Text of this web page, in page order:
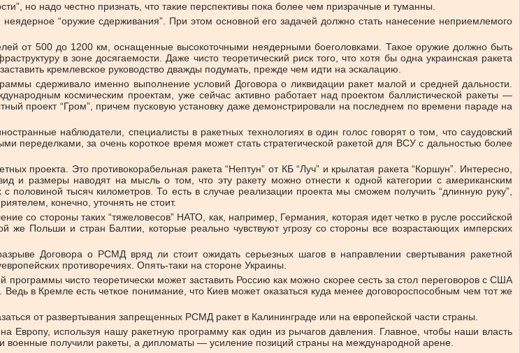
но надо честно признать, что такие перспективы пока более чем призрачные и туманны.
“оружие сдерживания”. При этом основной его задачей должно стать нанесение неприемлемого
от 500 до 1200 км, оснащенные высокоточными неядерными боеголовками. Такое оружие должно быть
в зоне досягаемости. Даже чисто теоретический риск того, что хотя бы одна украинская ракета
кремлевское руководство дважды подумать, прежде чем идти на эскалацию.
сдерживало именно выполнение условий Договора о ликвидации ракет малой и средней дальности.
космическим проектам, уже сейчас активно работает над проектом баллистической ракеты —
проект “Гром”, причем пусковую установку даже демонстрировали на последнем по времени параде на
наблюдатели, специалисты в ракетных технологиях в один голос говорят о том, что саудовский
переделками, за очень короткое время может стать стратегической ракетой для ВСУ с дальностью более
проекта. Это противокорабельная ракета “Нептун” от КБ “Луч” и крылатая ракета “Коршун”. Интересно,
и размеры наводят на мысль о том, что эту ракету можно отнести к одной категории с американским
половиной тысяч километров. То есть в случае реализации проекта мы сможем получить “длинную руку”,
конечно, уточнять не стоит.
со стороны таких “тяжеловесов” НАТО, как, например, Германия, которая идет четко в русле российской
Польши и стран Балтии, которые реально чувствуют угрозу со стороны все возрастающих имперских
Договора о РСМД вряд ли стоит ожидать серьезных шагов в направлении свертывания ракетной
противоречиях. Опять-таки на стороне Украины.
чисто теоретически может заставить Россию как можно скорее сесть за стол переговоров с США
в Кремле есть четкое понимание, что Киев может оказаться куда менее договороспособным чем тот же
от развертывания запрещенных РСМД ракет в Калининграде или на европейской части страны.
Европу, используя нашу ракетную программу как один из рычагов давления. Главное, чтобы наши власть
получили ракеты, а дипломаты — усиление позиций страны на международной арене.